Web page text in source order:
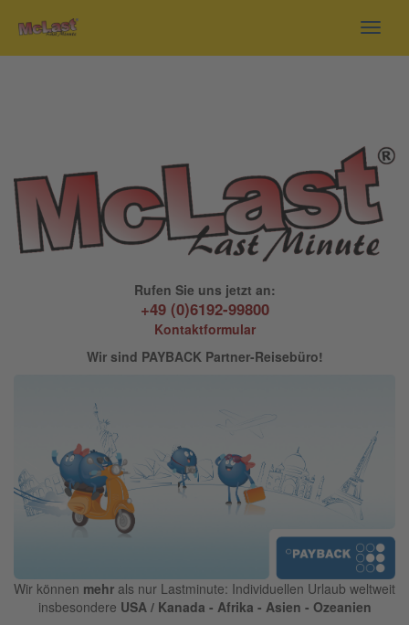
Rufen Sie uns jetzt an:
+49 (0)6192-99800
Kontaktformular
Wir sind PAYBACK Partner-Reisebüro!
Wir können mehr als nur Lastminute: Individuellen Urlaub weltweit
insbesondere USA / Kanada - Afrika - Asien - Ozeanien